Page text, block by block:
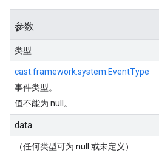
参数
类型
cast.framework.system.EventType
事件类型。
值不能为 null。
data
（任何类型可为 null 或未定义）